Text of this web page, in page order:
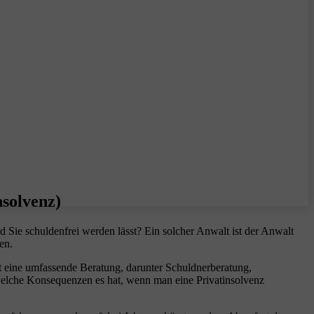
Sie schuldenfrei werden lässt? Ein solcher Anwalt ist der Anwalt
umfassende Beratung, darunter Schuldnerberatung,
Konsequenzen es hat, wenn man eine Privatinsolvenz